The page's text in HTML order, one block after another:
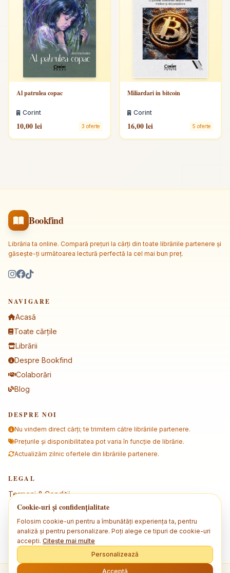
Al patrulea copac
Corint
10,00 lei 3 oferte
Miliardari in bitcoin
Corint
16,00 lei 5 oferte
Bookfind
Librăria ta online. Compară prețuri la cărți din toate librăriile partenere și
găsește-ți următoarea lectură perfectă la cel mai bun preț.
NAVIGARE
Acasă
Toate cărțile
Librării
Despre Bookfind
Colaborări
Blog
DESPRE NOI
Nu vindem direct cărți; te trimitem către librăriile partenere.
Prețurile și disponibilitatea pot varia în funcție de librărie.
Actualizăm zilnic ofertele din librăriile partenere.
LEGAL
Termeni & Condiții
Politica de confidențialitate
Politica de cookies
Cookie-uri și confidențialitate
Folosim cookie-uri pentru a îmbunătăți experiența ta, pentru
analiză și pentru personalizare. Poți alege ce tipuri de cookie-uri
accepti. Citește mai multe
Personalizează
Acceptă